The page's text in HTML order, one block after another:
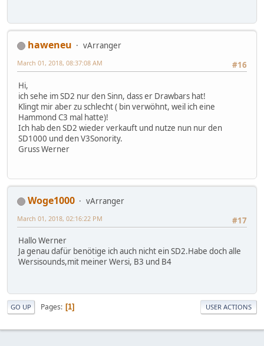
haweneu
vArranger
#16
March 01, 2018, 08:37:08 AM
Hi,
ich sehe im SD2 nur den Sinn, dass er Drawbars hat!
Klingt mir aber zu schlecht ( bin verwöhnt, weil ich eine
Hammond C3 mal hatte)!
Ich hab den SD2 wieder verkauft und nutze nun nur den
SD1000 und den V3Sonority.
Gruss Werner
Woge1000
vArranger
#17
March 01, 2018, 02:16:22 PM
Hallo Werner
Ja genau dafür benötige ich auch nicht ein SD2.Habe doch alle
Wersisounds,mit meiner Wersi, B3 und B4
GO UP Pages 1 USER ACTIONS